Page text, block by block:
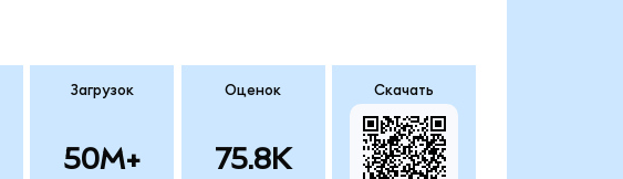
Загрузок
50M+
Оценок
75.8K
Скачать